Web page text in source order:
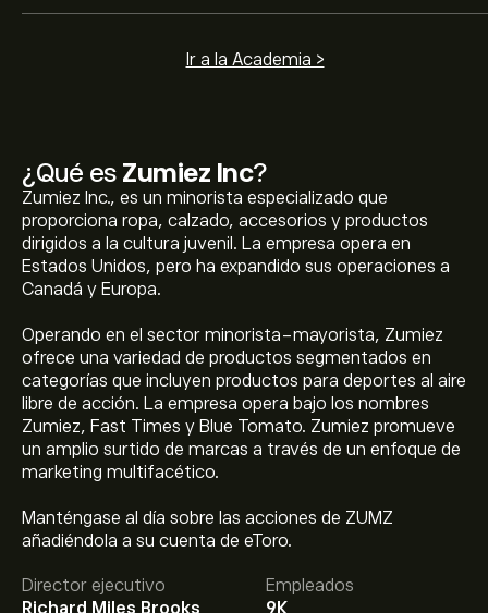
¿Qué es Zumiez Inc?
Zumiez Inc., es un minorista especializado que
proporciona ropa, calzado, accesorios y productos
dirigidos a la cultura juvenil. La empresa opera en
Estados Unidos, pero ha expandido sus operaciones a
Canadá y Europa.
Operando en el sector minorista-mayorista, Zumiez
ofrece una variedad de productos segmentados en
categorías que incluyen productos para deportes al aire
libre de acción. La empresa opera bajo los nombres
Zumiez, Fast Times y Blue Tomato. Zumiez promueve
un amplio surtido de marcas a través de un enfoque de
marketing multifacético.
Manténgase al día sobre las acciones de ZUMZ
añadiéndola a su cuenta de eToro.
Director ejecutivo
Richard Miles Brooks
Empleados
9K
Ir a la Academia >
El precio actual de las acciones de ZUMZ es de 20.11‎$‎.
El precio medio objetivo para las acciones de Zumiez